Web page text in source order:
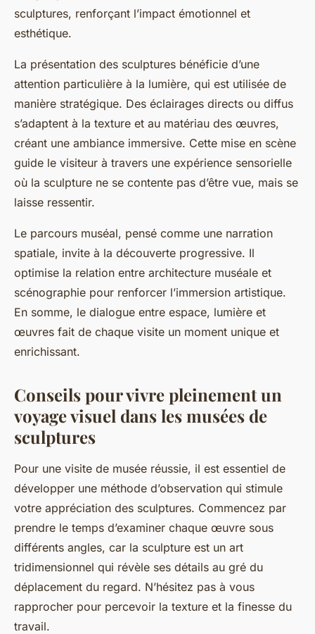
sculptures, renforçant l’impact émotionnel et
esthétique.
La présentation des sculptures bénéficie d’une
attention particulière à la lumière, qui est utilisée de
manière stratégique. Des éclairages directs ou diffus
s’adaptent à la texture et au matériau des œuvres,
créant une ambiance immersive. Cette mise en scène
guide le visiteur à travers une expérience sensorielle
où la sculpture ne se contente pas d’être vue, mais se
laisse ressentir.
Le parcours muséal, pensé comme une narration
spatiale, invite à la découverte progressive. Il
optimise la relation entre architecture muséale et
scénographie pour renforcer l’immersion artistique.
En somme, le dialogue entre espace, lumière et
œuvres fait de chaque visite un moment unique et
enrichissant.
Conseils pour vivre pleinement un
voyage visuel dans les musées de
sculptures
Pour une visite de musée réussie, il est essentiel de
développer une méthode d’observation qui stimule
votre appréciation des sculptures. Commencez par
prendre le temps d’examiner chaque œuvre sous
différents angles, car la sculpture est un art
tridimensionnel qui révèle ses détails au gré du
déplacement du regard. N’hésitez pas à vous
rapprocher pour percevoir la texture et la finesse du
travail.